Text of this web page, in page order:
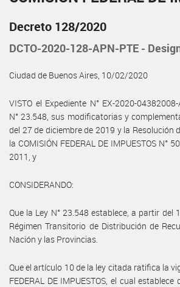
Decreto 128/2020
DCTO-2020-128-APN-PTE -
Ciudad de Buenos Aires, 10/02/2020
VISTO el Expediente N° EX-2020-
N° 23.548, sus modificatorias y
del 27 de diciembre de 2019 y la Resolución
la COMISIÓN FEDERAL DE IMPUESTOS N°
2011, y
CONSIDERANDO:
Que la Ley N° 23.548 establece, a partir del
Régimen Transitorio de Distribución de
Nación y las Provincias.
Que el artículo 10 de la ley citada ratifica la
FEDERAL DE IMPUESTOS, el cual